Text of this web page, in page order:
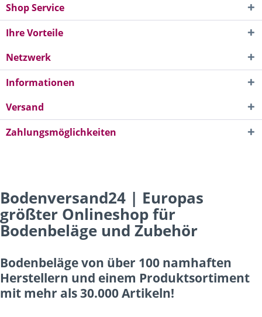
Shop Service
Ihre Vorteile
Netzwerk
Informationen
Versand
Zahlungsmöglichkeiten
Bodenversand24 | Europas
größter Onlineshop für
Bodenbeläge und Zubehör
Bodenbeläge von über 100 namhaften
Herstellern und einem Produktsortiment
mit mehr als 30.000 Artikeln!